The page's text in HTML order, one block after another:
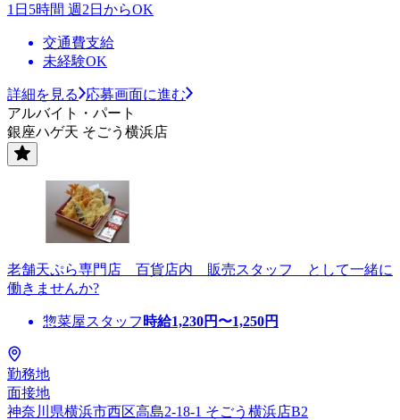
1日5時間 週2日からOK
交通費支給
未経験OK
詳細を見る
応募画面に進む
アルバイト・パート
銀座ハゲ天 そごう横浜店
老舗天ぷら専門店 百貨店内 販売スタッフ として一緒に
働きませんか?
惣菜屋スタッフ 時給1,230円〜1,250円
勤務地
面接地
神奈川県横浜市西区高島2-18-1 そごう横浜店B2